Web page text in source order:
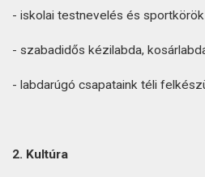
- iskolai testnevelés és
- szabadidős kézilabda,
- labdarúgó csapataink téli
2. Kultúra